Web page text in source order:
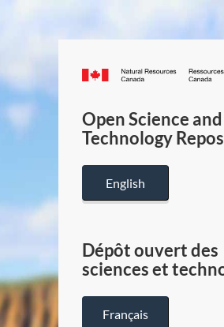
Canada.ca
Open Science and
Technology
English
Dépôt ouvert des
sciences et
Français